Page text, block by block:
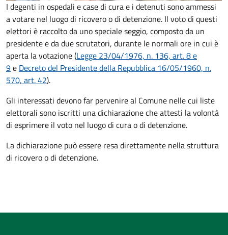
I degenti in ospedali e case di cura e i detenuti sono ammessi
a votare nel luogo di ricovero o di detenzione. Il voto di questi
elettori è raccolto da uno speciale seggio, composto da un
presidente e da due scrutatori, durante le normali ore in cui è
aperta la votazione (Legge 23/04/1976, n. 136, art. 8 e
9e Decreto del Presidente della Repubblica 16/05/1960, n.
570, art. 42).
Gli interessati devono far pervenire al Comune nelle cui liste
elettorali sono iscritti una dichiarazione che attesti la volontà
di esprimere il voto nel luogo di cura o di detenzione.
La dichiarazione può essere resa direttamente nella struttura
di ricovero o di detenzione.